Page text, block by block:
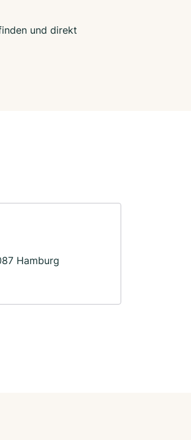
und direkt
Hamburg